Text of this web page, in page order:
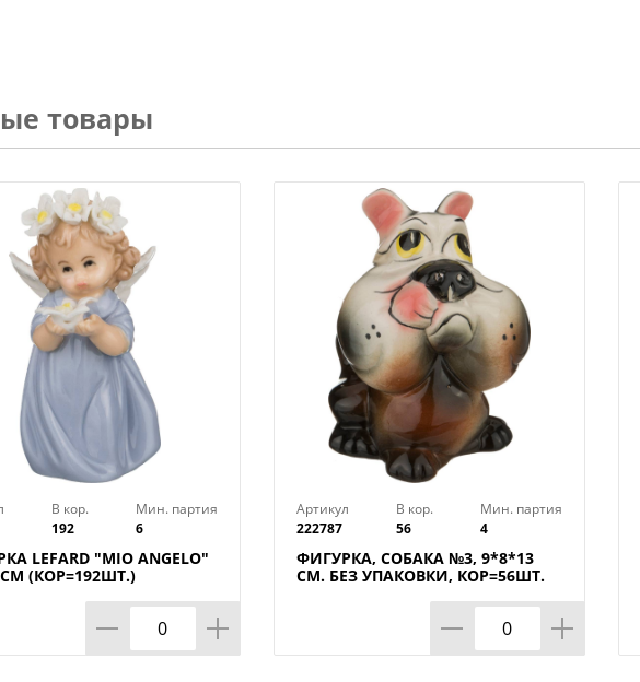
товары
В кор.
192
Мин. партия
6
LEFARD "MIO ANGELO"
(КОР=192ШТ.)
Артикул
222787
В кор.
56
Мин. партия
4
ФИГУРКА, СОБАКА №3, 9*8*13
СМ. БЕЗ УПАКОВКИ, КОР=56ШТ.